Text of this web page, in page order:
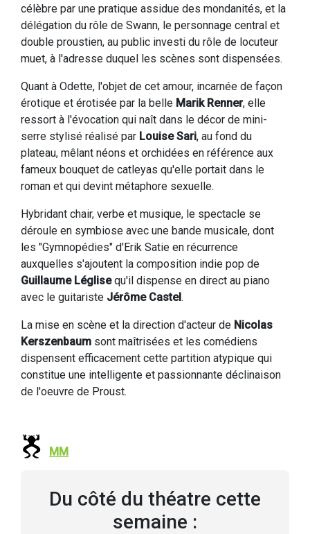
célèbre par une pratique assidue des mondanités, et la
délégation du rôle de Swann, le personnage central et
double proustien, au public investi du rôle de locuteur
muet, à l'adresse duquel les scènes sont dispensées.
Quant à Odette, l'objet de cet amour, incarnée de façon
érotique et érotisée par la belle Marik Renner, elle
ressort à l'évocation qui naît dans le décor de mini-
serre stylisé réalisé par Louise Sari, au fond du
plateau, mêlant néons et orchidées en référence aux
fameux bouquet de catleyas qu'elle portait dans le
roman et qui devint métaphore sexuelle.
Hybridant chair, verbe et musique, le spectacle se
déroule en symbiose avec une bande musicale, dont
les "Gymnopédies" d'Erik Satie en récurrence
auxquelles s'ajoutent la composition indie pop de
Guillaume Léglisequ'il dispense en direct au piano
avec le guitariste Jérôme Castel.
La mise en scène et la direction d'acteur de Nicolas
Kerszenbaum sont maîtrisées et les comédiens
dispensent efficacement cette partition atypique qui
constitue une intelligente et passionnante déclinaison
de l'oeuvre de Proust.
MM
Du côté du théatre cette
semaine :